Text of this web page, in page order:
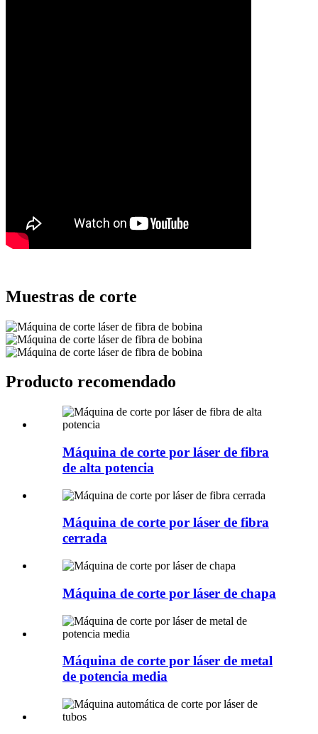
Muestras de corte
Producto recomendado
Máquina de corte por láser de fibra
de alta potencia
Máquina de corte por láser de fibra
cerrada
Máquina de corte por láser de chapa
Máquina de corte por láser de metal
de potencia media